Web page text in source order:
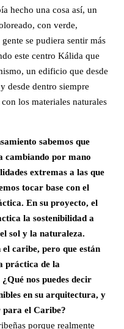
hecho una cosa así, un
con verde,
se pudiera sentir más
este centro Kálida que
un edificio que desde
desde dentro siempre
los materiales naturales
sabemos que
cambiando por mano
extremas a las que
tocar base con el
En su proyecto, el
la sostenibilidad a
sol y la naturaleza.
el caribe, pero que están
práctica de la
nos puedes decir
en su arquitectura, y
para el Caribe?
porque realmente